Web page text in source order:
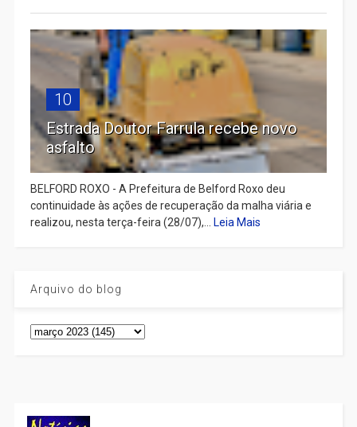
10
Estrada Doutor Farrula recebe novo
asfalto
BELFORD ROXO - A Prefeitura de Belford Roxo deu
continuidade às ações de recuperação da malha viária e
realizou, nesta terça-feira (28/07),... Leia Mais
Arquivo do blog